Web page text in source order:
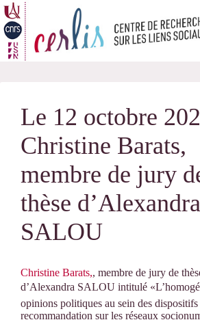
Passer
au
contenu
Le 12 octobre
Christine Barats,
membre de jury
thèse d’Alexandra
SALOU
Christine Barats,, membre de jury de
d’Alexandra SALOU intitulé
opinions politiques au sein des dispositifs
recommandation sur les réseaux